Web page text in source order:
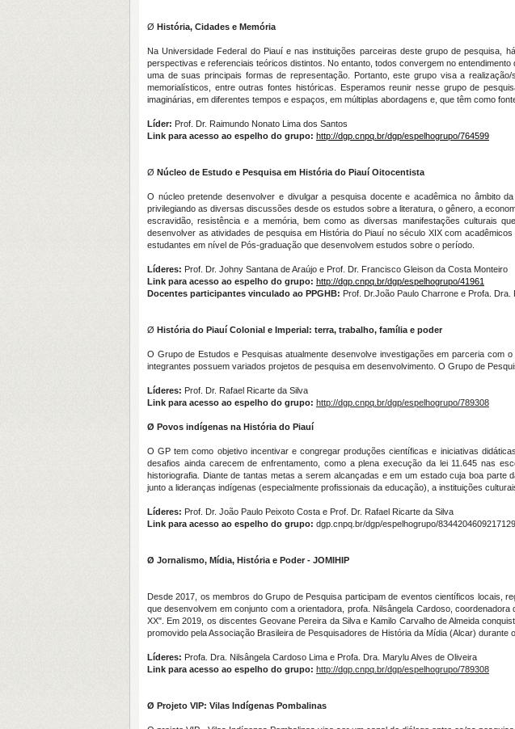
Ø História, Cidades e Memória
Na Universidade Federal do Piauí e nas instituições parceiras deste grupo de pesquisa,
perspectivas e referenciais teóricos distintos. No entanto, todos convergem no
uma de suas principais formas de representação. Portanto, este grupo visa a
memorialísticos, entre outras fontes históricas. Esperamos reunir nesse grupo de
imaginárias, em diferentes tempos e espaços, em múltiplas abordagens e, que têm como
Líder: Prof. Dr. Raimundo Nonato Lima dos Santos
Link para acesso ao espelho do grupo: http://dgp.cnpq.br/dgp/espelhogrupo/764599
Ø Núcleo de Estudo e Pesquisa em História do Piauí Oitocentista
O núcleo pretende desenvolver e divulgar a pesquisa docente e acadêmica no âmbito
privilegiando as diversas discussões desde os estudos sobre a literatura, o gênero, a
escravidão, resistência e a memória, bem como as diversas manifestações culturais
desenvolver as atividades de pesquisa em História do Piauí no século XIX com
estudantes em nível de Pós-graduação que desenvolvem estudos sobre o período.
Líderes: Prof. Dr. Johny Santana de Araújo e Prof. Dr. Francisco Gleison da Costa Monteiro
Link para acesso ao espelho do grupo: http://dgp.cnpq.br/dgp/espelhogrupo/41961
Docentes participantes vinculado ao PPGHB: Prof. Dr.João Paulo Charrone e Profa. Dra.
Ø História do Piauí Colonial e Imperial: terra, trabalho, família e poder
O Grupo de Estudos e Pesquisas atualmente desenvolve investigações em parceria com
integrantes possuem variados projetos de pesquisa em desenvolvimento. O Grupo de
Líderes: Prof. Dr. Rafael Ricarte da Silva
Link para acesso ao espelho do grupo: http://dgp.cnpq.br/dgp/espelhogrupo/789308
Ø Povos indígenas na História do Piauí
O GP tem como objetivo incentivar e congregar produções científicas e iniciativas
desafios ainda carecem de enfrentamento, como a plena execução da lei 11.645 nas
historiografia. Diante de tantas metas a serem alcançadas e em um estado cuja boa
junto a lideranças indígenas (especialmente profissionais da educação), a instituições
Líderes: Prof. Dr. João Paulo Peixoto Costa e Prof. Dr. Rafael Ricarte da Silva
Link para acesso ao espelho do grupo: dgp.cnpq.br/dgp/espelhogrupo/8344204609217129
Ø Jornalismo, Mídia, História e Poder - JOMIHIP
Desde 2017, os membros do Grupo de Pesquisa participam de eventos científicos locais,
que desenvolvem em conjunto com a orientadora, profa. Nilsângela Cardoso,
XX". Em 2019, os discentes Geovane Pereira da Silva e Kamilo Carvalho de Almeida
promovido pela Associação Brasileira de Pesquisadores de História da Mídia (Alcar) durante
Líderes: Profa. Dra. Nilsângela Cardoso Lima e Profa. Dra. Marylu Alves de Oliveira
Link para acesso ao espelho do grupo: http://dgp.cnpq.br/dgp/espelhogrupo/789308
Ø Projeto VIP: Vilas Indígenas Pombalinas